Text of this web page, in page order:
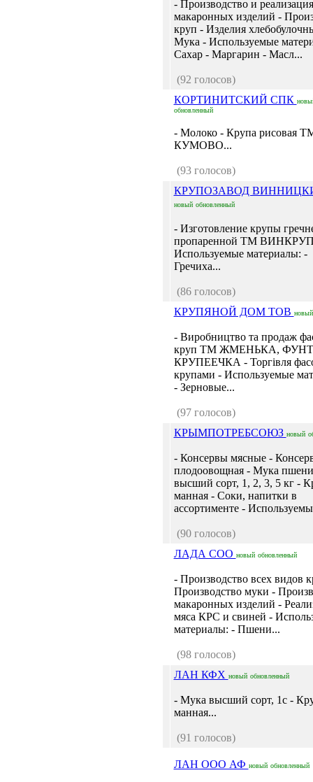
- Производство и реализация
макаронных изделий -
круп - Изделия
Мука - Используемые
Сахар - Маргарин - Масл...
(92 голосов)
КОРТИНИТСКИЙ СПК
обновленный
- Молоко - Крупа рисовая
КУМОВО...
(93 голосов)
КРУПОЗАВОД
новый обновленный
- Изготовление крупы
пропаренной ТМ
Используемые материалы: -
Гречиха...
(86 голосов)
КРУПЯНОЙ ДОМ ТОВ новый
- Виробництво та продаж
круп ТМ ЖМЕНЬКА,
КРУПЕЕЧКА - Торгівля
крупами - Используемые
- Зерновые...
(97 голосов)
КРЫМПОТРЕБСОЮЗ новый
- Консервы мясные -
плодоовощная - Мука
высший сорт, 1, 2, 3, 5 кг -
манная - Соки, напитки в
ассортименте -
(90 голосов)
ЛАДА СОО новый обновленный
- Производство всех видов
Производство муки -
макаронных изделий -
мяса КРС и свиней -
материалы: - Пшени...
(98 голосов)
ЛАН КФХ новый обновленный
- Мука высший сорт, 1с -
манная...
(91 голосов)
ЛАН ООО АФ новый обновленный